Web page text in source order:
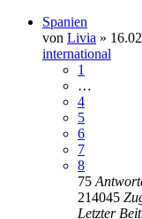
Spanien
von Livia »
international
1
…
4
5
6
7
8
75
214045
Letzter